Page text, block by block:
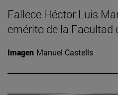
Fallece Héctor Luis
emérito de la Facultad
Imagen Manuel Castells